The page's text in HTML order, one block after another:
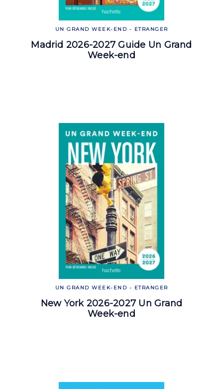
UN GRAND WEEK-END - ETRANGER
Madrid 2026-2027 Guide Un Grand
Week-end
UN GRAND WEEK-END - ETRANGER
New York 2026-2027 Un Grand
Week-end